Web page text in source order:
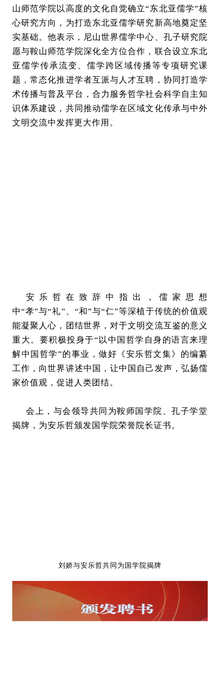
山师范学院以高度的文化自觉确立“东北亚儒学”核
心研究方向，为打造东北亚儒学研究新高地奠定 坚
实基础。他表示，尼山世界儒学中心、孔子研究院
愿与鞍山师范学院深化全方位合作，联合设立东北
亚儒学传承流变、儒学跨区域传播等专项研究课
题，常态化推进学者互派与人才互聘，协同打造学
术传播与普及平台，合力服务哲学社会科学自主知
识体系建设，共同推动儒学在区域文化传承与中外
文明交流中发挥更大作用。
安乐哲在致辞中指出，儒家思想
中“孝”与“礼”、“和”与“仁”等深植于传统的价值观
能凝聚人心，团结世界，对于文明交流互鉴的意义
重大。要积极投身于“以中国哲学自身的语言来理
解中国哲学”的事业，做好《安乐哲文集》的编纂
工作，向世界讲述中国，让中国自己发声，弘扬儒
家价值观，促进人类团结。
会上，与会领导共同为鞍师国学院、孔子学堂
揭牌，为安乐哲颁发国学院荣誉院长证书。
刘娇与安乐哲共同为国学院揭牌